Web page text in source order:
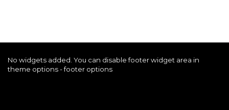
No widgets added. You can disable footer widget area in
theme options - footer options